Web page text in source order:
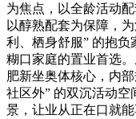
为焦点，以全龄活动
以醇熟配套为保障，
利、栖身舒服” 的抱
糊口家庭的置业首选
肥新坐奥体核心，内
社区外” 的双沉活动
景，让业从正在口就